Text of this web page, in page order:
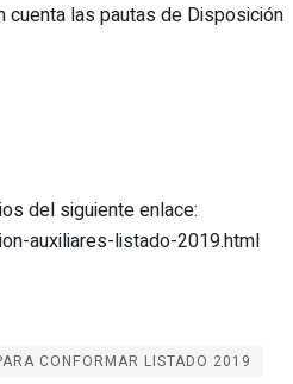
las pautas de Disposición
del siguiente enlace:
auxiliares-listado-2019.html
CONFORMAR LISTADO 2019